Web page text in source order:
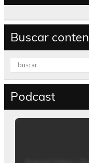
Buscar
Podcast